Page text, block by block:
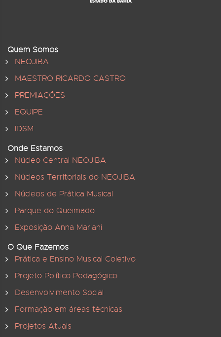
Quem Somos
NEOJIBA
MAESTRO RICARDO CASTRO
PREMIAÇÕES
EQUIPE
IDSM
Onde Estamos
Núcleo Central NEOJIBA
Núcleos Territoriais do NEOJIBA
Núcleos de Prática Musical
Parque do Queimado
Exposição Anna Mariani
O Que Fazemos
Prática e Ensino Musical Coletivo
Projeto Político Pedagógico
Desenvolvimento Social
Formação em áreas técnicas
Projetos Atuais